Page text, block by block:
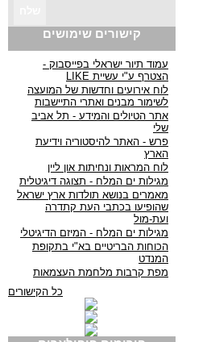
קישורים שימושים
עמוד תיור ישראלי בפייסבוק -
הצטרף ע"י עשיית LIKE
לוח אירועים וחדשות של המועצה
לשימור מבנים ואתרי התיישבות
אתר הטיולים והמידע - תל אביב
שלי
פרש - האתר להיסטוריה וידיעת
הארץ
לוח המראות ונחיתות און ליין
מגילות ים המלח - תצוגה דיגיטלית
מאמרים בנושא תולדות ארץ ישראל
שהופיעו בכתבי העת קתדרה
ועת-מול
מגילות ים המלח - המיזם הדיגיטלי
הכוחות הבריטיים בא"י בתקופת
המנדט
מפת קרבות מלחמת העצמאות
כל הקישורים